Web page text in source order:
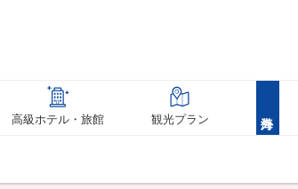
高級ホテル・旅館 観光プラン